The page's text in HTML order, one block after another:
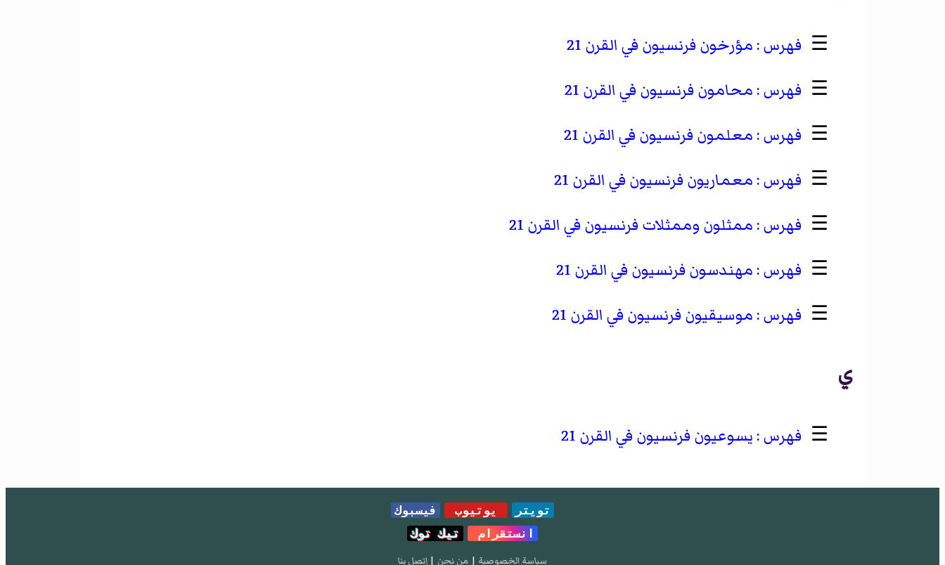
☰
مؤرخون فرنسيون في القرن 21
☰
محامون فرنسيون في القرن 21
☰
معلمون فرنسيون في القرن 21
☰
معماريون فرنسيون في القرن 21
☰
ممثلون وممثلات فرنسيون في القرن 21
☰
مهندسون فرنسيون في القرن 21
☰
موسيقيون فرنسيون في القرن 21
ي
☰ يسوعيون فرنسيون في القرن 21
تويتر يوتيوب
فيسبوك
انستقرام
تيك توك
سياسة الخصوصية | من نحن | إتصل بنا